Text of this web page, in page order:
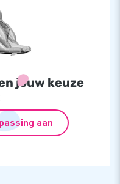
jouw keuze
aan